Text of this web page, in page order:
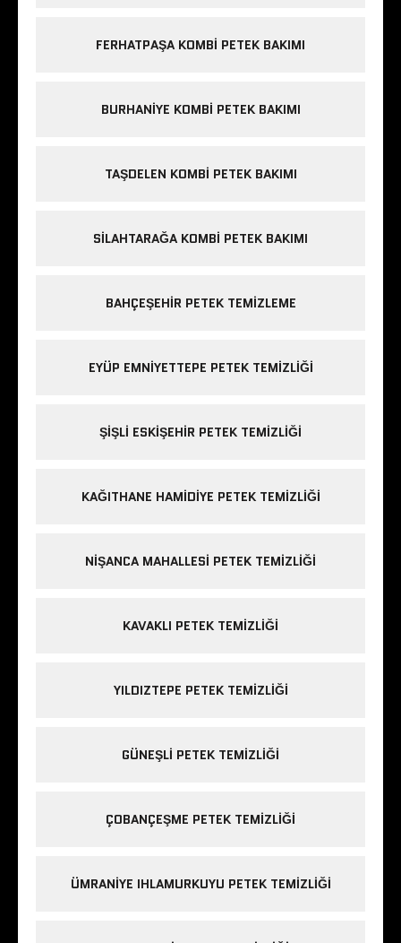
FERHATPAŞA KOMBI PETEK BAKIMI
BURHANIYE KOMBI PETEK BAKIMI
TAŞDELEN KOMBI PETEK BAKIMI
SILAHTARAĞA KOMBI PETEK BAKIMI
BAHÇEŞEHIR PETEK TEMIZLEME
EYÜP EMNIYETTEPE PETEK TEMIZLIĞI
ŞIŞLI ESKIŞEHIR PETEK TEMIZLIĞI
KAĞITHANE HAMIDIYE PETEK TEMIZLIĞI
NIŞANCA MAHALLESI PETEK TEMIZLIĞI
KAVAKLI PETEK TEMIZLIĞI
YILDIZTEPE PETEK TEMIZLIĞI
GÜNEŞLI PETEK TEMIZLIĞI
ÇOBANÇEŞME PETEK TEMIZLIĞI
ÜMRANIYE IHLAMURKUYU PETEK TEMIZLIĞI